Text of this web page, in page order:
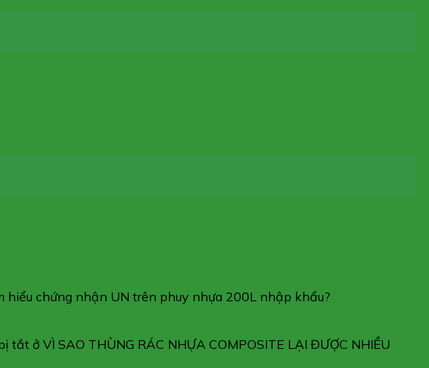
hiểu chứng nhận UN trên phuy nhựa 200L nhập khẩu?
tắtở VÌ SAO THÙNG RÁC NHỰA COMPOSITE LẠI ĐƯỢC NHIỀU